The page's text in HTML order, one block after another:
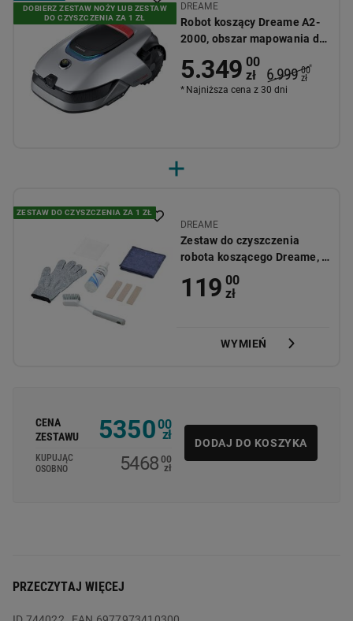
DOBIERZ ZESTAW NOŻY LUB ZESTAW
DO CZYSZCZENIA ZA 1 ZŁ
DREAME
Robot koszący Dreame A2-
2000, obszar mapowania do
5.349 00
zł
6.999 00
zł
*
Najniższa cena z 30 dni
ZESTAW DO CZYSZCZENIA ZA 1 ZŁ
DREAME
Zestaw do czyszczenia
robota koszącego Dreame, 8
elementów
119 00
zł
WYMIEŃ
CENA
ZESTAWU
535000
zł
KUPUJĄC
OSOBNO
5468 00
zł
DODAJ DO KOSZYKA
PRZECZYTAJ WIĘCEJ